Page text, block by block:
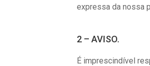
expressa da nossa
2 – AVISO.
É imprescindível